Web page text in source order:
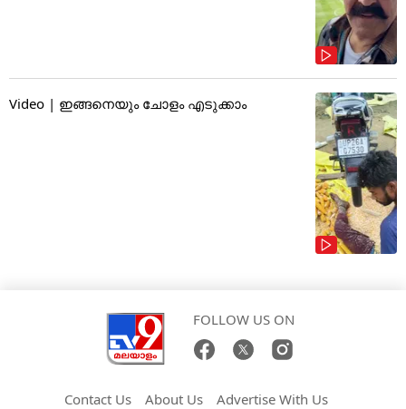
Video | ഇങ്ങനെയും ചോളം എടുക്കാം
FOLLOW US ON
Contact Us About Us Advertise With Us